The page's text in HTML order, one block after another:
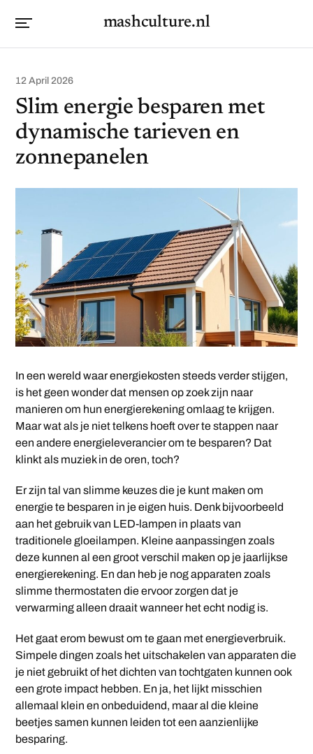
mashculture.nl
12 April 2026
Slim energie besparen met
dynamische tarieven en
zonnepanelen
In een wereld waar energiekosten steeds verder stijgen,
is het geen wonder dat mensen op zoek zijn naar
manieren om hun energierekening omlaag te krijgen.
Maar wat als je niet telkens hoeft over te stappen naar
een andere energieleverancier om te besparen? Dat
klinkt als muziek in de oren, toch?
Er zijn tal van slimme keuzes die je kunt maken om
energie te besparen in je eigen huis. Denk bijvoorbeeld
aan het gebruik van LED-lampen in plaats van
traditionele gloeilampen. Kleine aanpassingen zoals
deze kunnen al een groot verschil maken op je jaarlijkse
energierekening. En dan heb je nog apparaten zoals
slimme thermostaten die ervoor zorgen dat je
verwarming alleen draait wanneer het echt nodig is.
Het gaat erom bewust om te gaan met energieverbruik.
Simpele dingen zoals het uitschakelen van apparaten die
je niet gebruikt of het dichten van tochtgaten kunnen ook
een grote impact hebben. En ja, het lijkt misschien
allemaal klein en onbeduidend, maar al die kleine
beetjes samen kunnen leiden tot een aanzienlijke
besparing.